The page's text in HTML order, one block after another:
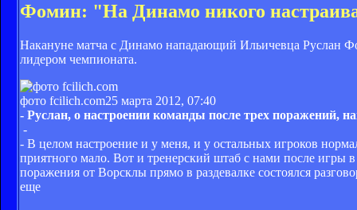
Фомин: "На Динамо никого
Накануне матча с Динамо нападающий Ильичевца Руслан
лидером чемпионата.
фото fcilich.com25 марта 2012, 07:40
- Руслан, о настроении команды после трех поражений,
-
- В целом настроение и у меня, и у остальных игроков
приятного мало. Вот и тренерский штаб с нами после
поражения от Ворсклы прямо в раздевалке состоялся
еще